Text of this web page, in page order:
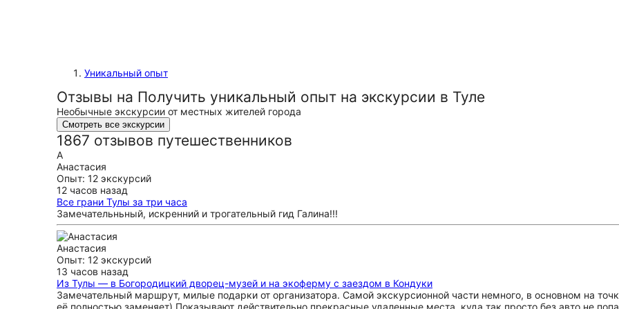
Уникальный опыт
Отзывы на Получить уникальный опыт на экскурсии в Туле
Необычные экскурсии от местных жителей города
Смотреть все экскурсии
1867 отзывов путешественников
А
Анастасия
Опыт: 12 экскурсий
12 часов назад
Все грани Тулы за три часа
Замечательньный, искренний и трогательный гид Галина!!!
Анастасия
Опыт: 12 экскурсий
13 часов назад
Из Тулы — в Богородицкий дворец-музей и на экоферму с заездом в Кондуки
Замечательный маршрут, милые подарки от организатора. Самой экскурсионной части немного, в основном на
её полностью заменяет) Показывают действительно прекрасные удаленные места, куда так просто без авто не